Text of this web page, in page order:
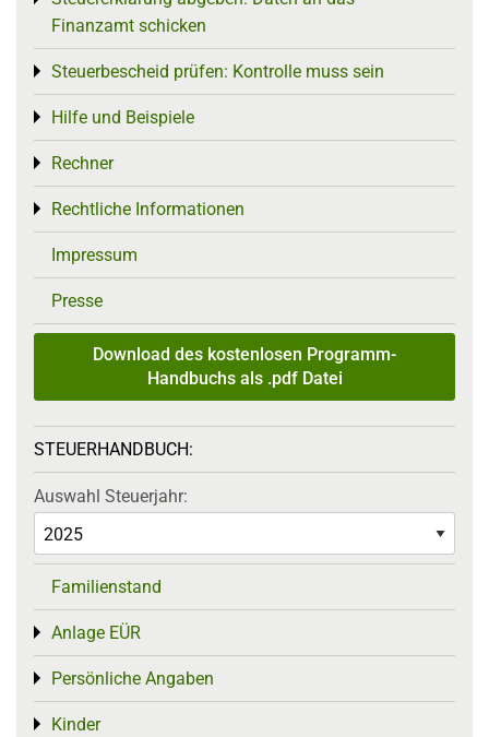
Finanzamt schicken
Steuerbescheid prüfen: Kontrolle muss sein
Toggle menu
Hilfe und Beispiele
Toggle menu
Rechner
Toggle menu
Rechtliche Informationen
Toggle menu
Impressum
Presse
Download des kostenlosen Programm-
Handbuchs als .pdf Datei
STEUERHANDBUCH:
Auswahl Steuerjahr:
Familienstand
Anlage EÜR
Toggle menu
Persönliche Angaben
Toggle menu
Kinder
Toggle menu